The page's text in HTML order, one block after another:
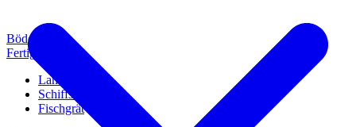
Böden
Fertigparkett
Landhausdiele
Schiffsboden
Fischgrät